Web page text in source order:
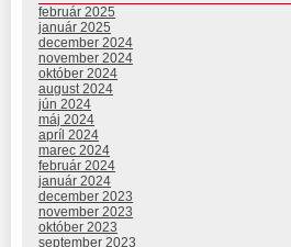
február 2025
január 2025
december 2024
november 2024
október 2024
august 2024
jún 2024
máj 2024
apríl 2024
marec 2024
február 2024
január 2024
december 2023
november 2023
október 2023
september 2023